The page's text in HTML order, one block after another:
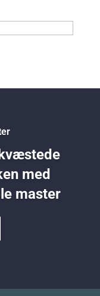
med
master